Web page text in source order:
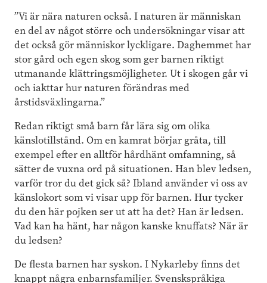
”Vi är nära naturen också. I naturen är människan
en del av något större och undersökningar visar att
det också gör människor lyckligare. Daghemmet har
stor gård och egen skog som ger barnen riktigt
utmanande klättringsmöjligheter. Ut i skogen går vi
och iakttar hur naturen förändras med
årstidsväxlingarna.”
Redan riktigt små barn får lära sig om olika
känslotillstånd. Om en kamrat börjar gråta, till
exempel efter en alltför hårdhänt omfamning, så
sätter de vuxna ord på situationen. Han blev ledsen,
varför tror du det gick så? Ibland använder vi oss av
känslokort som vi visar upp för barnen. Hur tycker
du den här pojken ser ut att ha det? Han är ledsen.
Vad kan ha hänt, har någon kanske knuffats? När är
du ledsen?
De flesta barnen har syskon. I Nykarleby finns det
knappt några enbarnsfamiljer. Svenskspråkiga